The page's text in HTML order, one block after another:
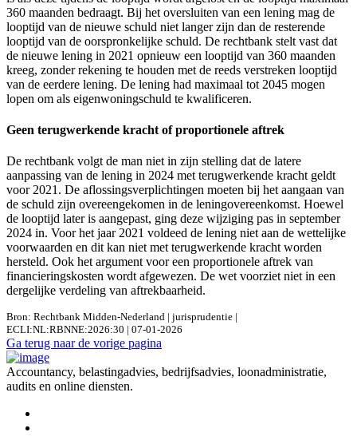
360 maanden bedraagt. Bij het oversluiten van een lening mag de
looptijd van de nieuwe schuld niet langer zijn dan de resterende
looptijd van de oorspronkelijke schuld. De rechtbank stelt vast dat
de nieuwe lening in 2021 opnieuw een looptijd van 360 maanden
kreeg, zonder rekening te houden met de reeds verstreken looptijd
van de eerdere lening. De lening had maximaal tot 2045 mogen
lopen om als eigenwoningschuld te kwalificeren.
Geen terugwerkende kracht of proportionele aftrek
De rechtbank volgt de man niet in zijn stelling dat de latere
aanpassing van de lening in 2024 met terugwerkende kracht geldt
voor 2021. De aflossingsverplichtingen moeten bij het aangaan van
de schuld zijn overeengekomen in de leningovereenkomst. Hoewel
de looptijd later is aangepast, ging deze wijziging pas in september
2024 in. Voor het jaar 2021 voldeed de lening niet aan de wettelijke
voorwaarden en dit kan niet met terugwerkende kracht worden
hersteld. Ook het argument voor een proportionele aftrek van
financieringskosten wordt afgewezen. De wet voorziet niet in een
dergelijke verdeling van aftrekbaarheid.
Bron: Rechtbank Midden-Nederland | jurisprudentie |
ECLI:NL:RBNNE:2026:30 | 07-01-2026
Ga terug naar de vorige pagina
Accountancy, belastingadvies, bedrijfsadvies, loonadministratie,
audits en online diensten.